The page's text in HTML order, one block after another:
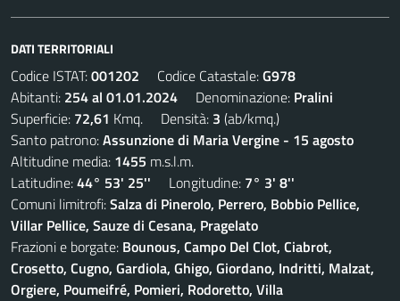
DATI TERRITORIALI
Codice ISTAT:001202 Codice Catastale:G978
Abitanti: 254 al 01.01.2024 Denominazione: Pralini
Superficie: 72,61 Kmq. Densità: 3 (ab/kmq.)
Santo patrono:Assunzione di Maria Vergine - 15 agosto
Altitudine media: 1455 m.s.l.m.
Latitudine:44° 53' 25'' Longitudine: 7° 3' 8''
Comuni limitrofi:Salza di Pinerolo, Perrero, Bobbio Pellice,
Villar Pellice, Sauze di Cesana, Pragelato
Frazioni e borgate: Bounous, Campo Del Clot, Ciabrot,
Crosetto, Cugno, Gardiola, Ghigo, Giordano, Indritti, Malzat,
Orgiere, Poumeifré, Pomieri, Rodoretto, Villa